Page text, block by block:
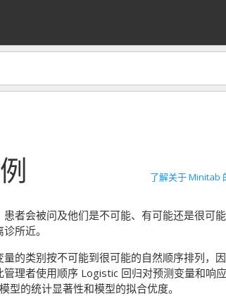
了解关于 Minitab
者会被问及他们是不可能、有可能还是很可
所近。
的类别按不可能到很可能的自然顺序排列，
理者使用顺序 Logistic 回归对预测变量和响
的统计显著性和模型的拟合优度。